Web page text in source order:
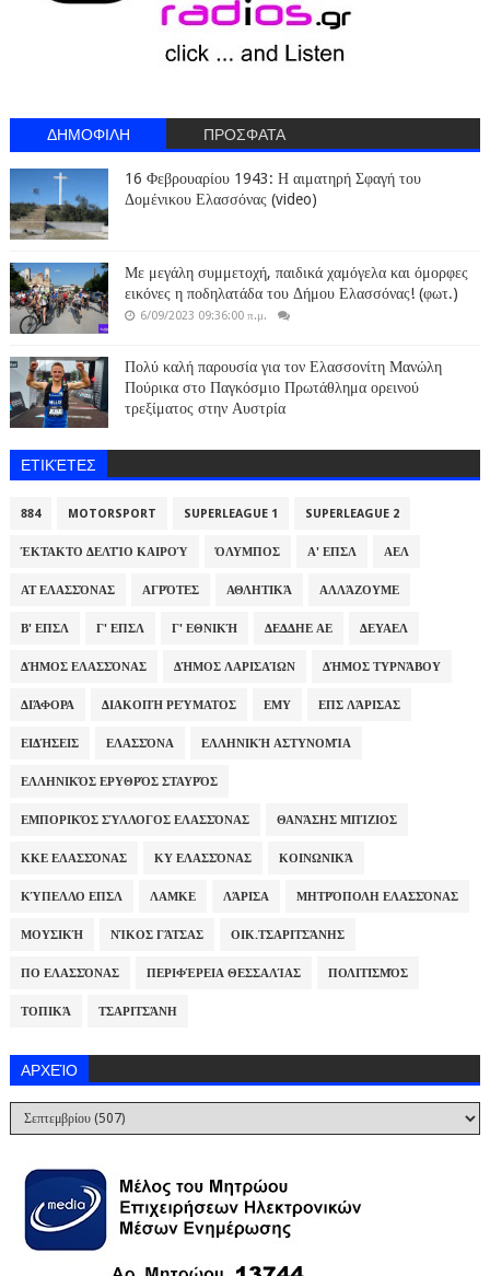
ΔΗΜΟΦΙΛΗ ΠΡΟΣΦΑΤΑ
16 Φεβρουαρίου 1943: Η αιματηρή Σφαγή του
Δομένικου Ελασσόνας (video)
Με μεγάλη συμμετοχή, παιδικά χαμόγελα και όμορφες
εικόνες η ποδηλατάδα του Δήμου Ελασσόνας! (φωτ.)
6/09/2023 09:36:00 π.μ.
Πολύ καλή παρουσία για τον Ελασσονίτη Μανώλη
Πούρικα στο Παγκόσμιο Πρωτάθλημα ορεινού
τρεξίματος στην Αυστρία
ΕΤΙΚΈΤΕΣ
884 MOTORSPORT SUPERLEAGUE 1 SUPERLEAGUE 2
ΈΚΤΑΚΤΟ ΔΕΛΤΊΟ ΚΑΙΡΟΎ ΌΛΥΜΠΟΣ Α' ΕΠΣΛ ΑΕΛ
ΑΤ ΕΛΑΣΣΌΝΑΣ ΑΓΡΌΤΕΣ ΑΘΛΗΤΙΚΆ ΑΛΛΆΖΟΥΜΕ
Β' ΕΠΣΛ Γ' ΕΠΣΛ Γ' ΕΘΝΙΚΉ ΔΕΔΔΗΕ ΑΕ ΔΕΥΑΕΛ
ΔΉΜΟΣ ΕΛΑΣΣΌΝΑΣ ΔΉΜΟΣ ΛΑΡΙΣΑΊΩΝ ΔΉΜΟΣ ΤΥΡΝΆΒΟΥ
ΔΙΆΦΟΡΑ ΔΙΑΚΟΠΉ ΡΕΎΜΑΤΟΣ ΕΜΥ ΕΠΣ ΛΆΡΙΣΑΣ
ΕΙΔΉΣΕΙΣ ΕΛΑΣΣΌΝΑ ΕΛΛΗΝΙΚΉ ΑΣΤΥΝΟΜΊΑ
ΕΛΛΗΝΙΚΌΣ ΕΡΥΘΡΌΣ ΣΤΑΥΡΌΣ
ΕΜΠΟΡΙΚΌΣ ΣΎΛΛΟΓΟΣ ΕΛΑΣΣΌΝΑΣ ΘΑΝΆΣΗΣ ΜΠΊΖΙΟΣ
ΚΚΕ ΕΛΑΣΣΌΝΑΣ ΚΥ ΕΛΑΣΣΌΝΑΣ ΚΟΙΝΩΝΙΚΆ
ΚΎΠΕΛΛΟ ΕΠΣΛ ΛΑΜΚΕ ΛΆΡΙΣΑ ΜΗΤΡΌΠΟΛΗ ΕΛΑΣΣΌΝΑΣ
ΜΟΥΣΙΚΉ ΝΊΚΟΣ ΓΆΤΣΑΣ ΟΙΚ.ΤΣΑΡΙΤΣΆΝΗΣ
ΠΟ ΕΛΑΣΣΌΝΑΣ ΠΕΡΙΦΈΡΕΙΑ ΘΕΣΣΑΛΊΑΣ ΠΟΛΙΤΙΣΜΌΣ
ΤΟΠΙΚΆ ΤΣΑΡΙΤΣΆΝΗ
ΑΡΧΕΊΟ